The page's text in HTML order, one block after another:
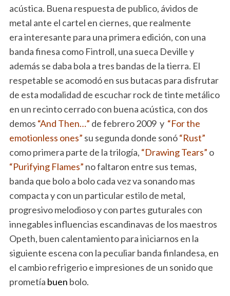
acústica. Buena respuesta de publico, ávidos de
metal ante el cartel en ciernes, que realmente
era interesante para una primera edición, con una
banda finesa como Fintroll, una sueca Deville y
además se daba bola a tres bandas de la tierra. El
respetable se acomodó en sus butacas para disfrutar
de esta modalidad de escuchar rock de tinte metálico
en un recinto cerrado con buena acústica, con dos
demos “And Then…” de febrero 2009 y “For the
emotionless ones” su segunda donde sonó“Rust”
como primera parte de la trilogía, “Drawing Tears” o
“Purifying Flames” no faltaron entre sus temas,
banda que bolo a bolo cada vez va sonando mas
compacta y con un particular estilo de metal,
progresivo melodioso y con partes guturales con
innegables influencias escandinavas de los maestros
Opeth, buen calentamiento para iniciarnos en la
siguiente escena con la peculiar banda finlandesa, en
el cambio refrigerio e impresiones de un sonido que
prometía buen bolo.